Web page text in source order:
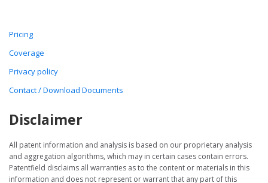
Pricing
Coverage
Privacy policy
Contact / Download Documents
Disclaimer
All patent information and analysis is based on our proprietary analysis
and aggregation algorithms, which may in certain cases contain errors.
Patentfield disclaims all warranties as to the content or materials in this
information and does not represent or warrant that any part of this